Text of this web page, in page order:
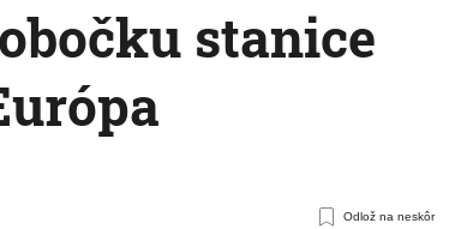
stanice
Odlož na neskôr